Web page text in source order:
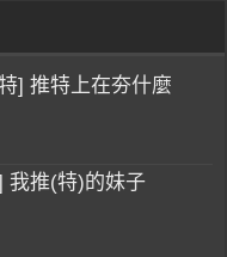
] 推特上在夯什麼
我推(特)的妹子